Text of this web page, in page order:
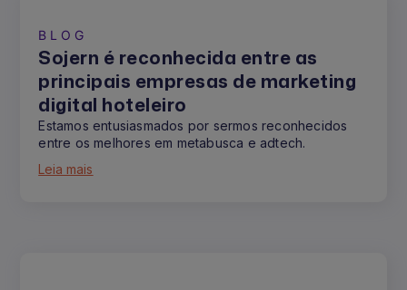
BLOG
Sojern é reconhecida entre as
principais empresas de marketing
digital hoteleiro
Estamos entusiasmados por sermos reconhecidos
entre os melhores em metabusca e adtech.
Leia mais